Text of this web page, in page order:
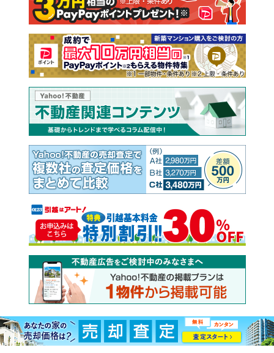
売却査定